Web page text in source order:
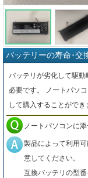
バッテリーの寿命･交
バッテリが劣化して駆
必要です。 ノートパソ
して購入することができ
ノートパソコンに
製品によって利用
意してください。
互換バッテリの型番